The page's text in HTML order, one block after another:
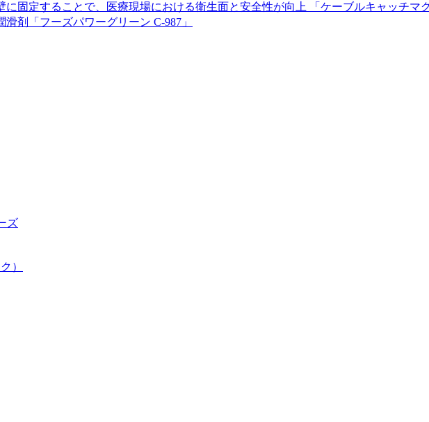
固定することで、医療現場における衛生面と安全性が向上 「ケーブルキャッチマ
剤「フーズパワーグリーン C-987」
ズ
）